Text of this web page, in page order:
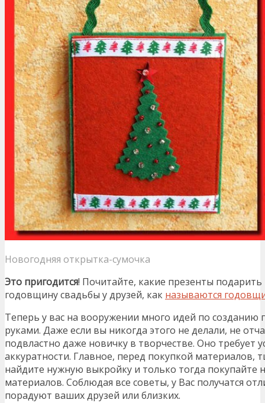
Новогодняя открытка-сумочка
Это пригодится! Почитайте, какие презенты
годовщину свадьбы у друзей, как называются
Теперь у вас на вооружении много идей по созданию
руками. Даже если вы никогда этого не делали, не
подвластно даже новичку в творчестве. Оно требует
аккуратности. Главное, перед покупкой
найдите нужную выкройку и только тогда покупайте
материалов. Соблюдая все советы, у Вас получатся
порадуют ваших друзей или близких.